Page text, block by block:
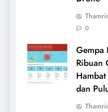
0
Gempa
Ribuan
dan